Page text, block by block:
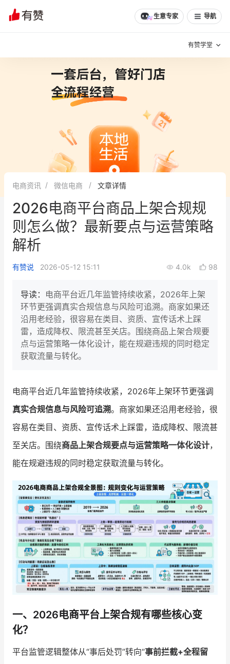
生意专家 导航
有赞学堂
增长方法
有赞专家说
新零售最佳实践
面对面聊增长
新零售大会 新零售茶会
新零售私享会
AllValue
增长产品指南
智库 产品场景库
产品更新动态 帮助中心
行业洞察
新零售资讯
培训课程
增长俱乐部
增长俱乐部 有赞商盟
商家社区 社群交流
合作共进
入驻有赞 认证代理商
数据通服务
电商资讯 微信电商 文章详情
2026电商平台商品上架合规规
则怎么做？最新要点与运营策略
解析
有赞说 2026-05-12 15:11 4.0k 98
导读： 电商平台近几年监管持续收紧，2026年上架
环节更强调真实合规信息与风险可追溯。商家如果还
沿用老经验，很容易在类目、资质、宣传话术上踩
雷，造成降权、限流甚至关店。围绕商品上架合规要
点与运营策略一体化设计，能在规避违规的同时稳定
获取流量与转化。
电商平台近几年监管持续收紧，2026年上架环节更强调
真实合规信息与风险可追溯。商家如果还沿用老经验，很
容易在类目、资质、宣传话术上踩雷，造成降权、限流甚
至关店。围绕商品上架合规要点与运营策略一体化设计，
能在规避违规的同时稳定获取流量与转化。
一、2026电商平台上架合规有哪些核心变
化？
平台监管逻辑整体从“事后处罚”转向“事前拦截+全程留